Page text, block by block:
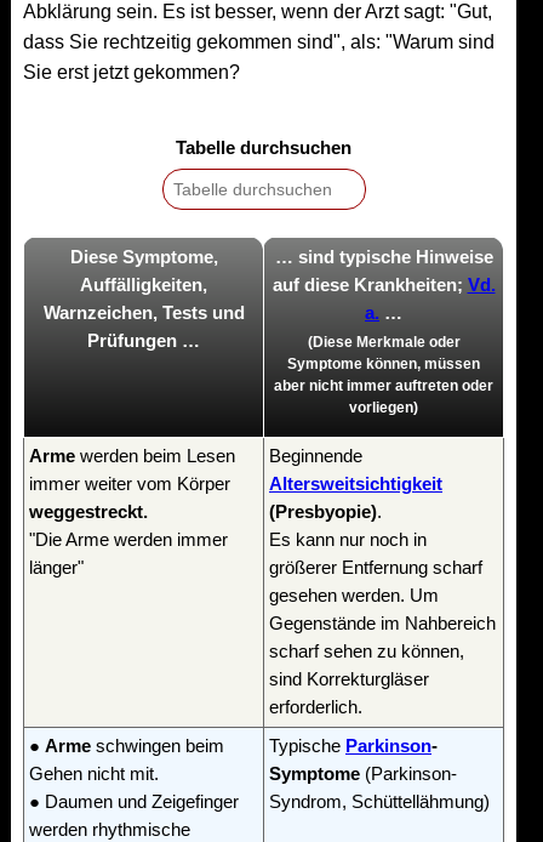
Abklärung sein. Es ist besser, wenn der Arzt sagt: "Gut,
dass Sie rechtzeitig gekommen sind", als: "Warum sind
Sie erst jetzt gekommen?
Tabelle durchsuchen
Diese Symptome,
Auffälligkeiten,
Warnzeichen, Tests und
Prüfungen …
… sind typische Hinweise
auf diese Krankheiten; Vd.
a. …
(Diese Merkmale oder
Symptome können, müssen
aber nicht immer auftreten oder
vorliegen)
Arme werden beim Lesen
immer weiter vom Körper
weggestreckt.
"Die Arme werden immer
länger"
Beginnende
Altersweitsichtigkeit
(Presbyopie).
Es kann nur noch in
größerer Entfernung scharf
gesehen werden. Um
Gegenstände im Nahbereich
scharf sehen zu können,
sind Korrekturgläser
erforderlich.
● Arme schwingen beim
Gehen nicht mit.
● Daumen und Zeigefinger
werden rhythmische
Typische Parkinson-
Symptome (Parkinson-
Syndrom, Schüttellähmung)